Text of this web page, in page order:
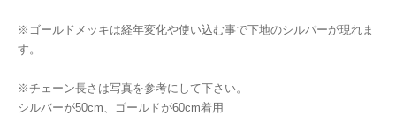
※ゴールドメッキは経年変化や使い込む事で下地のシルバーが現れま
す。
※チェーン長さは写真を参考にして下さい。
シルバーが50cm、ゴールドが60cm着用